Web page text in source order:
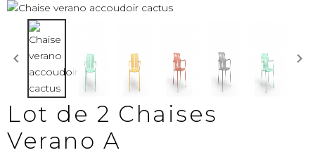
Lot de 2 Chaises
Verano A